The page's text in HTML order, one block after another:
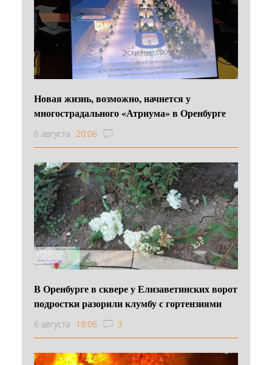
Новая жизнь, возможно, начнется у
многострадального «Атриума» в Оренбурге
6 августа 20:06
В Оренбурге в сквере у Елизаветинских ворот
подростки разорили клумбу с гортензиями
6 августа 18:06 3